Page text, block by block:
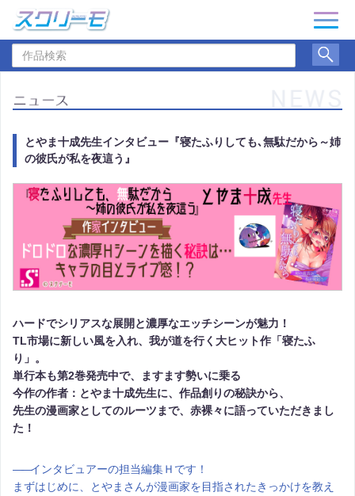
品
ナ
ゲ
ー
ン
とやま十成先生インタビュー『寝たふりしても､無駄だから～姉
の彼氏が私を夜這う』
ハードでシリアスな展開と濃厚なエッチシーンが魅力！
TL市場に新しい風を入れ、我が道を行く大ヒット作「寝たふ
り」。
単行本も第2巻発売中で、ますます勢いに乗る
今作の作者：とやま十成先生に、作品創りの秘訣から、
先生の漫画家としてのルーツまで、赤裸々に語っていただきまし
た！
――インタビュアーの担当編集Ｈです！
まずはじめに、とやまさんが漫画家を目指されたきっかけを教え